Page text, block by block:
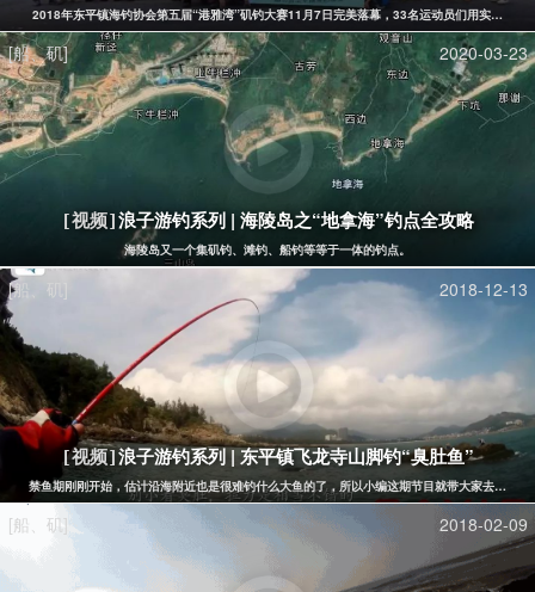
2018年东平镇海钓协会第五届“港雅湾”矶钓大赛11月7日完美落幕，33名运动员们用实力，用
[船、矶] 2020-03-23
[视频]浪子游钓系列 | 海陵岛之“地拿海”钓点全攻略
海陵岛又一个集矶钓、滩钓、船钓等等于一体的钓点。
[船、矶] 2018-12-13
[视频]浪子游钓系列 | 东平镇飞龙寺山脚钓“臭肚鱼”
禁鱼期刚刚开始，估计沿海附近也是很难钓什么大鱼的了，所以小编这期节目就带大家去东平
[船、矶] 2018-02-09